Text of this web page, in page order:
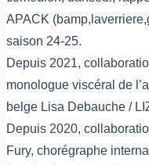
APACK
saison 24-25.
Depuis 2021,
monologue viscéral de
belge Lisa Debauche /
Depuis 2020,
Fury, chorégraphe